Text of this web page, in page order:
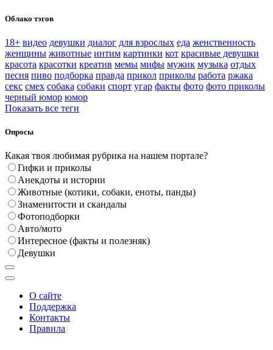
Облако тэгов
18+ видео девушки диалог для взрослых еда женственность
женщины животные интим картинки кот красивые девушки
красота красотки креатив мемы мифы мужик музыка отдых
песня пиво подборка правда прикол приколы работа ржака
секс смех собака собаки спорт угар факты фото фото приколы
черный юмор юмор
Показать все теги
Опросы
Какая твоя любимая рубрика на нашем портале?
Гифки и приколы
Анекдоты и истории
Животные (котики, собаки, еноты, панды)
Знаменитости и скандалы
Фотоподборки
Авто/мото
Интересное (факты и полезняк)
Девушки
О сайте
Поддержка
Контакты
Правила